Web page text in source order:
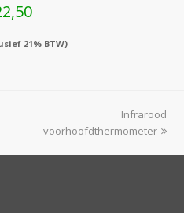
21% BTW)
next
post:
Infrarood
voorhoofdthermometer